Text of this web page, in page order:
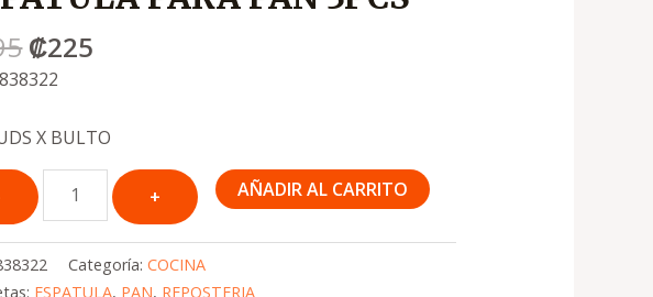
era:
.
₡695
₡225
X BULTO
AÑADIR AL CARRITO
Categoría:COCINA
ESPATULA, PAN, REPOSTERIA